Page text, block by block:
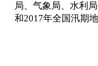
局、气象局、水利
和2017年全国汛期